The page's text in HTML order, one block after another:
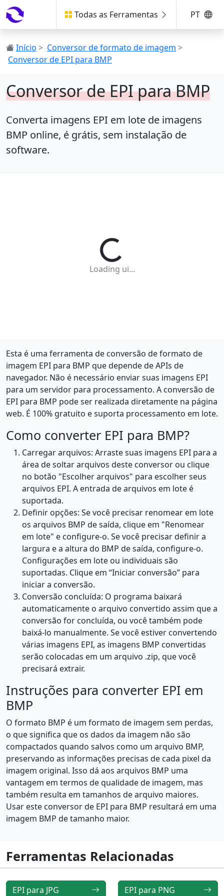
Todas as Ferramentas PT
Início > Conversor de formato de imagem >
Conversor de EPI para BMP
Conversor de EPI para BMP
Converta imagens EPI em lote de imagens
BMP online, é grátis, sem instalação de
software.
Loading ui...
Esta é uma ferramenta de conversão de formato de
imagem EPI para BMP que depende de APIs de
navegador. Não é necessário enviar suas imagens EPI
para um servidor para processamento. A conversão de
EPI para BMP pode ser realizada diretamente na página
web. É 100% gratuito e suporta processamento em lote.
Como converter EPI para BMP?
Carregar arquivos: Arraste suas imagens EPI para a
área de soltar arquivos deste conversor ou clique
no botão "Escolher arquivos" para escolher seus
arquivos EPI. A entrada de arquivos em lote é
suportada.
Definir opções: Se você precisar renomear em lote
os arquivos BMP de saída, clique em "Renomear
em lote" e configure-o. Se você precisar definir a
largura e a altura do BMP de saída, configure-o.
Configurações em lote ou individuais são
suportadas. Clique em “Iniciar conversão” para
iniciar a conversão.
Conversão concluída: O programa baixará
automaticamente o arquivo convertido assim que a
conversão for concluída, ou você também pode
baixá-lo manualmente. Se você estiver convertendo
várias imagens EPI, as imagens BMP convertidas
serão colocadas em um arquivo .zip, que você
precisará extrair.
Instruções para converter EPI em
BMP
O formato BMP é um formato de imagem sem perdas,
o que significa que os dados da imagem não são
compactados quando salvos como um arquivo BMP,
preservando as informações precisas de cada pixel da
imagem original. Isso dá aos arquivos BMP uma
vantagem em termos de qualidade de imagem, mas
também resulta em tamanhos de arquivo maiores.
Usar este conversor de EPI para BMP resultará em uma
imagem BMP de tamanho maior.
Ferramentas Relacionadas
EPI para JPG EPI para PNG